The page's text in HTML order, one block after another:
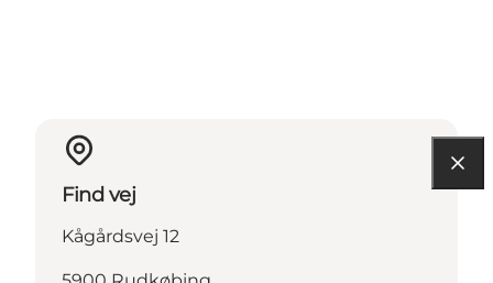
Find vej
Kågårdsvej 12